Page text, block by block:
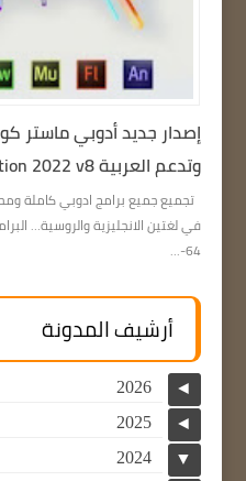
إصدار جديد أدوبي ماستر
وتدعم العربية Adobe Master Collection 2022 v8
تجميع جميع برامج ادوبي كاملة
64-...
أرشيف المدونة
◄
2026
◄
2025
▼
2024